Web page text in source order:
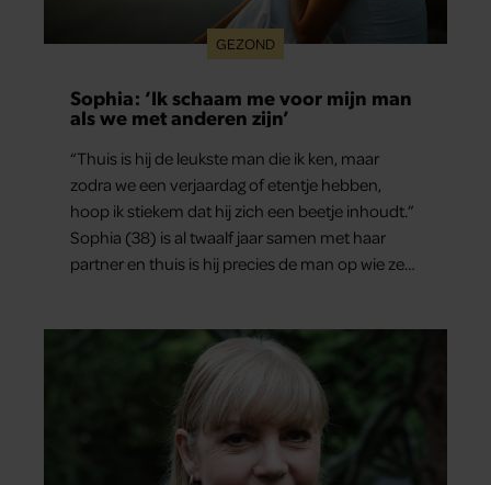
GEZOND
Sophia: ‘Ik schaam me voor mijn man
als we met anderen zijn’
“Thuis is hij de leukste man die ik ken, maar
zodra we een verjaardag of etentje hebben,
hoop ik stiekem dat hij zich een beetje inhoudt.”
Sophia (38) is al twaalf jaar samen met haar
partner en thuis is hij precies de man op wie ze
ze samen onder de mensen zijn.